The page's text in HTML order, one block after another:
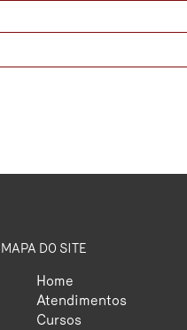
MAPA DO SITE
Home
Atendimentos
Cursos